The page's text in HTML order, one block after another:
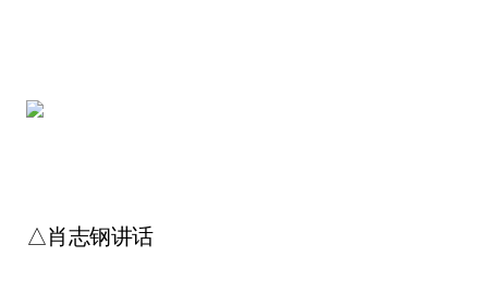
△肖志钢讲话